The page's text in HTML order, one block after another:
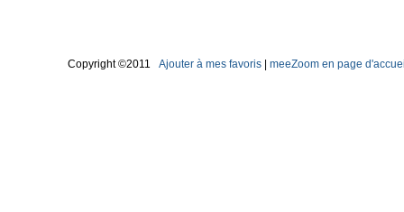
Copyright ©2011 Ajouter à mes favoris meeZoom en page